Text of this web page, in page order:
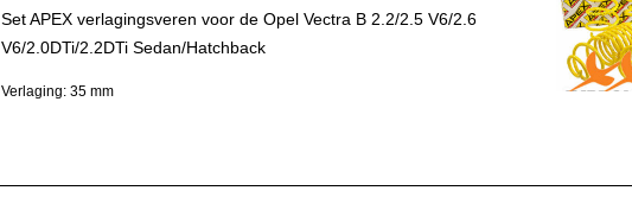
Set APEX verlagingsveren voor de Opel Vectra B 2.2/2.5 V6/2.6
V6/2.0DTi/2.2DTi Sedan/Hatchback
Verlaging: 35 mm